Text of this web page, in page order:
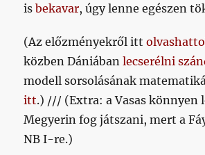
isbekavar, úgy lenne egészen
(Az előzményekről itt
közben Dániábanlecserélni
modell sorsolásának
itt.) /// (Extra: a Vasas könnyen
Megyerin fog játszani, mert a
NB I-re.)